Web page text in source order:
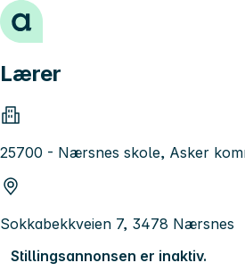
Hopp til innhold
Lærer
25700 - Nærsnes skole, Asker
Sokkabekkveien 7, 3478 Nærsnes
Stillingsannonsen er inaktiv.